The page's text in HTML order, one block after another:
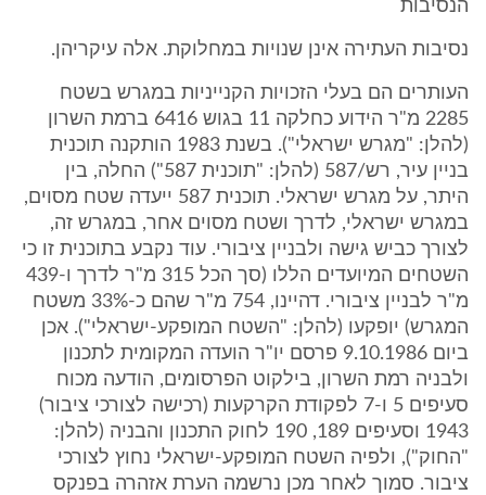
הנסיבות
נסיבות העתירה אינן שנויות במחלוקת. אלה עיקריהן.
העותרים הם בעלי הזכויות הקנייניות במגרש בשטח
2285 מ"ר הידוע כחלקה 11 בגוש 6416 ברמת השרון
(להלן: "מגרש ישראלי"). בשנת 1983 הותקנה תוכנית
בניין עיר, רש/587 (להלן: "תוכנית 587") החלה, בין
היתר, על מגרש ישראלי. תוכנית 587 ייעדה שטח מסוים,
במגרש ישראלי, לדרך ושטח מסוים אחר, במגרש זה,
לצורך כביש גישה ולבניין ציבורי. עוד נקבע בתוכנית זו כי
השטחים המיועדים הללו (סך הכל 315 מ"ר לדרך ו-439
מ"ר לבניין ציבורי. דהיינו, 754 מ"ר שהם כ-33% משטח
המגרש) יופקעו (להלן: "השטח המופקע-ישראלי"). אכן
ביום 9.10.1986 פרסם יו"ר הועדה המקומית לתכנון
ולבניה רמת השרון, בילקוט הפרסומים, הודעה מכוח
סעיפים 5 ו-7 לפקודת הקרקעות (רכישה לצורכי ציבור)
1943 וסעיפים 189, 190 לחוק התכנון והבניה (להלן:
"החוק"), ולפיה השטח המופקע-ישראלי נחוץ לצורכי
ציבור. סמוך לאחר מכן נרשמה הערת אזהרה בפנקס